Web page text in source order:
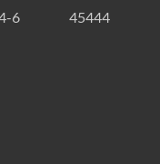
4-6 45444